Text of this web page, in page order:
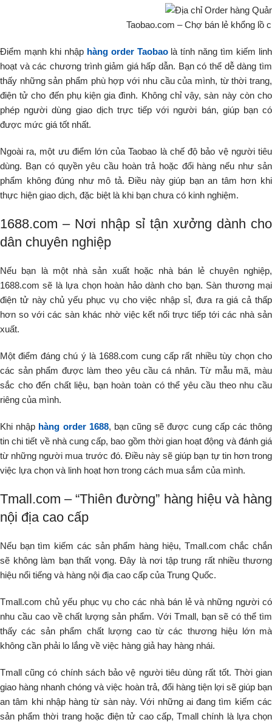
Taobao.com – Chợ bán lẻ khổng lồ
Điểm mạnh khi nhập hàng order Taobaolà tính năng tìm kiếm linh
hoạt và các chương trình giảm giá hấp dẫn. Bạn có thể dễ dàng tìm
thấy những sản phẩm phù hợp với nhu cầu của mình, từ thời trang,
điện tử cho đến phụ kiện gia đình. Không chỉ vậy, sàn này còn cho
phép người dùng giao dịch trực tiếp với người bán, giúp bạn có
được mức giá tốt nhất.
Ngoài ra, một ưu điểm lớn của Taobao là chế độ bảo vệ người tiêu
dùng. Bạn có quyền yêu cầu hoàn trả hoặc đổi hàng nếu như sản
phẩm không đúng như mô tả. Điều này giúp bạn an tâm hơn khi
thực hiện giao dịch, đặc biệt là khi bạn chưa có kinh nghiệm.
1688.com – Nơi nhập sỉ tận xưởng dành cho
dân chuyên nghiệp
Nếu bạn là một nhà sản xuất hoặc nhà bán lẻ chuyên nghiệp,
1688.com sẽ là lựa chọn hoàn hảo dành cho bạn. Sàn thương mại
điện tử này chủ yếu phục vụ cho việc nhập sỉ, đưa ra giá cả thấp
hơn so với các sàn khác nhờ việc kết nối trực tiếp tới các nhà sản
xuất.
Một điểm đáng chú ý là 1688.com cung cấp rất nhiều tùy chọn cho
các sản phẩm được làm theo yêu cầu cá nhân. Từ mẫu mã, màu
sắc cho đến chất liệu, bạn hoàn toàn có thể yêu cầu theo nhu cầu
riêng của mình.
Khi nhập hàng order 1688, bạn cũng sẽ được cung cấp các thông
tin chi tiết về nhà cung cấp, bao gồm thời gian hoạt động và đánh giá
từ những người mua trước đó. Điều này sẽ giúp bạn tự tin hơn trong
việc lựa chọn và linh hoạt hơn trong cách mua sắm của mình.
Tmall.com – “Thiên đường” hàng hiệu và hàng
nội địa cao cấp
Nếu bạn tìm kiếm các sản phẩm hàng hiệu, Tmall.com chắc chắn
sẽ không làm bạn thất vọng. Đây là nơi tập trung rất nhiều thương
hiệu nổi tiếng và hàng nội địa cao cấp của Trung Quốc.
Tmall.com chủ yếu phục vụ cho các nhà bán lẻ và những người có
nhu cầu cao về chất lượng sản phẩm. Với Tmall, bạn sẽ có thể tìm
thấy các sản phẩm chất lượng cao từ các thương hiệu lớn mà
không cần phải lo lắng về việc hàng giả hay hàng nhái.
Tmall cũng có chính sách bảo vệ người tiêu dùng rất tốt. Thời gian
giao hàng nhanh chóng và việc hoàn trả, đổi hàng tiện lợi sẽ giúp bạn
an tâm khi nhập hàng từ sàn này. Với những ai đang tìm kiếm các
sản phẩm thời trang hoặc điện tử cao cấp, Tmall chính là lựa chọn